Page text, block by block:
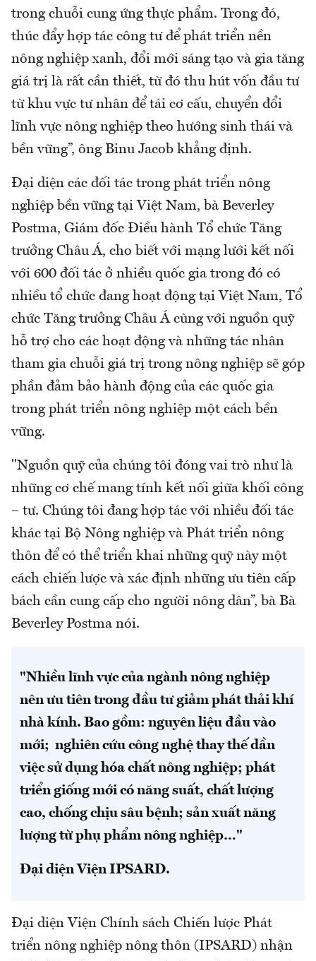
trong chuỗi cung ứng thực phẩm. Trong đó,
thúc đẩy hợp tác công tư để phát triển nền
nông nghiệp xanh, đổi mới sáng tạo và gia tăng
giá trị là rất cần thiết, từ đó thu hút vốn đầu tư
từ khu vực tư nhân để tái cơ cấu, chuyển đổi
lĩnh vực nông nghiệp theo hướng sinh thái và
bền vững”, ông Binu Jacob khẳng định.
Đại diện các đối tác trong phát triển nông
nghiệp bền vững tại Việt Nam, bà Beverley
Postma, Giám đốc Điều hành Tổ chức Tăng
trưởng Châu Á, cho biết với mạng lưới kết nối
với 600 đối tác ở nhiều quốc gia trong đó có
nhiều tổ chức đang hoạt động tại Việt Nam, Tổ
chức Tăng trưởng Châu Á cùng với nguồn quỹ
hỗ trợ cho các hoạt động và những tác nhân
tham gia chuỗi giá trị trong nông nghiệp sẽ góp
phần đảm bảo hành động của các quốc gia
trong phát triển nông nghiệp một cách bền
vững.
"Nguồn quỹ của chúng tôi đóng vai trò như là
những cơ chế mang tính kết nối giữa khối công
– tư. Chúng tôi đang hợp tác với nhiều đối tác
khác tại Bộ Nông nghiệp và Phát triển nông
thôn để có thể triển khai những quỹ này một
cách chiến lược và xác định những ưu tiên cấp
bách cần cung cấp cho người nông dân”, bà Bà
Beverley Postma nói.
"Nhiều lĩnh vực của ngành nông nghiệp
nên ưu tiên trong đầu tư giảm phát thải khí
nhà kính. Bao gồm: nguyên liệu đầu vào
mới; nghiên cứu công nghệ thay thế dần
việc sử dụng hóa chất nông nghiệp; phát
triển giống mới có năng suất, chất lượng
cao, chống chịu sâu bệnh; sản xuất năng
lượng từ phụ phẩm nông nghiệp…"
Đại diện Viện IPSARD.
Đại diện Viện Chính sách Chiến lược Phát
triển nông nghiệp nông thôn (IPSARD) nhận